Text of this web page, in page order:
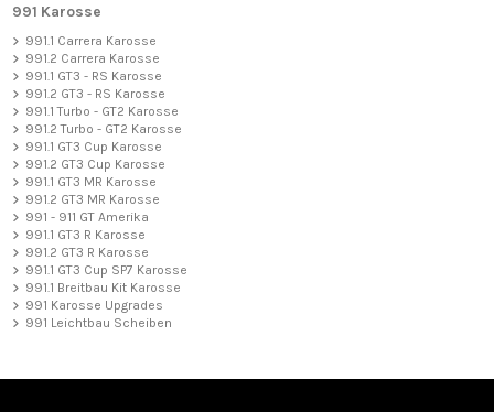
991 Karosse
991.1 Carrera Karosse
991.2 Carrera Karosse
991.1 GT3 - RS Karosse
991.2 GT3 - RS Karosse
991.1 Turbo - GT2 Karosse
991.2 Turbo - GT2 Karosse
991.1 GT3 Cup Karosse
991.2 GT3 Cup Karosse
991.1 GT3 MR Karosse
991.2 GT3 MR Karosse
991 - 911 GT Amerika
991.1 GT3 R Karosse
991.2 GT3 R Karosse
991.1 GT3 Cup SP7 Karosse
991.1 Breitbau Kit Karosse
991 Karosse Upgrades
991 Leichtbau Scheiben